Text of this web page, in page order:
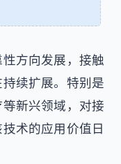
方向发展，接触
续扩展。特别是
新兴领域，对接
术的应用价值日